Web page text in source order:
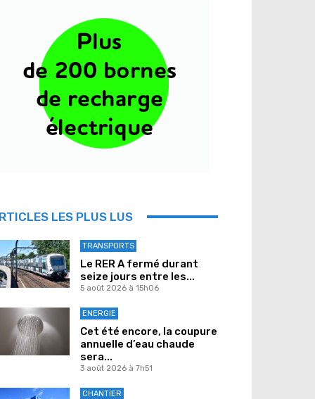
LES PLUS LUS
TRANSPORTS
Le RER A fermé durant
seize jours entre les...
5 août 2026 à 15h06
ENERGIE
Cet été encore, la coupure
annuelle d’eau chaude
sera...
3 août 2026 à 7h51
CHANTIER